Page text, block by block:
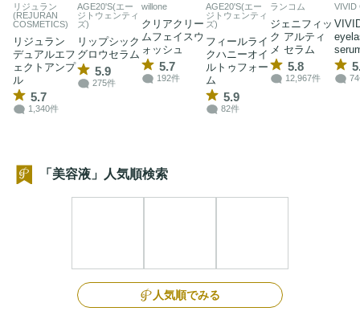
リジュラン
(REJURAN
COSMETICS)
リジュラン
デュアルエフ
ェクトアンプ
ル
5.7
1,340件
AGE20'S(エー
ジトウェンティ
ズ)
リップシック
グロウセラム
5.9
275件
willone
クリアクリー
ムフェイスウ
ォッシュ
5.7
192件
AGE20'S(エー
ジトウェンティ
ズ)
フィールライ
クハニーオイ
ルトゥフォー
ム
5.9
82件
ランコム
ジェニフィッ
ク アルティ
メ セラム
5.8
12,967件
VIVID
「美容液」人気順検索
人気順でみる